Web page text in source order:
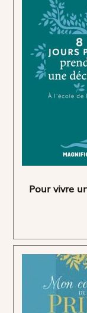
Pour vivre